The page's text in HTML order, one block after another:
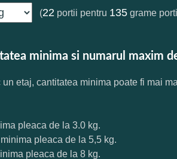
(22 portii pentru 135 grame
minima si numarul maxim
etaj, cantitatea minima poate fi mai
pleaca de la 3.0 kg.
pleaca de la 5,5 kg.
pleaca de la 8 kg.